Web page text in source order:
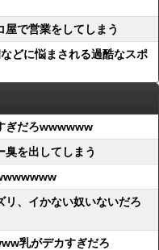
屋で営業をしてしまう
どに悩まされる過酷なスポ
ぎだろwwwwww
臭を出してしまう
リ、イかない奴いないだろ
乳がデカすぎだろ